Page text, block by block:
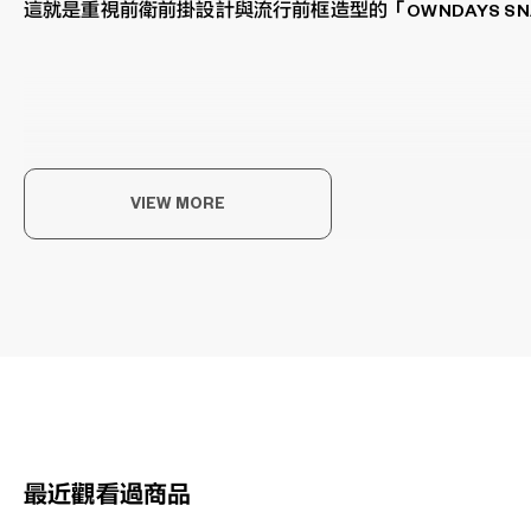
這就是重視前衛前掛設計與流行前框造型的「OWNDAYS
VIEW MORE
最近觀看過商品